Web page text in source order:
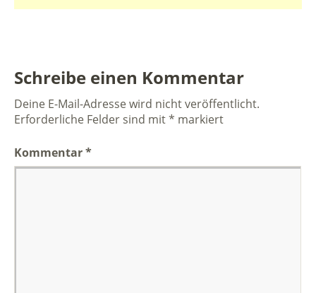
Schreibe einen Kommentar
Deine E-Mail-Adresse wird nicht veröffentlicht.
Erforderliche Felder sind mit* markiert
Kommentar*